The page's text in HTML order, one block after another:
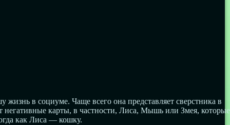
в социуме. Чаще всего она представляет сверстника в
негативные карты, в частности, Лиса, Мышь или Змея, которые
как Лиса — кошку.